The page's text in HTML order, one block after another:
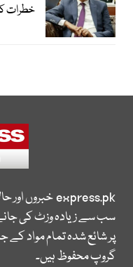
خطرات
express.pkخبروں اور
سب سے زیادہ وزٹ کی
پر شائع شدہ تمام مواد
گروپ محفوظ ہیں۔